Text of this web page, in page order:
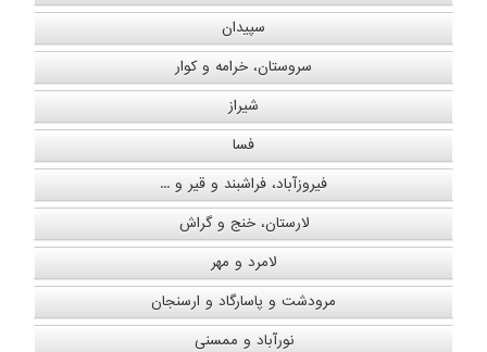
سپیدان
سروستان، خرامه و کوار
شیراز
فسا
فیروزآباد، فراشبند و قیر و ...
لارستان، خنج و گراش
لامرد و مهر
مرودشت و پاسارگاد و ارسنجان
نورآباد و ممسنی